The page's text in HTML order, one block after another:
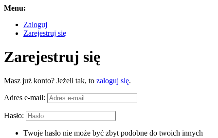
Menu:
Zaloguj
Zarejestruj się
Zarejestruj się
Masz już konto? Jeżeli tak, to zaloguj się.
Adres e-mail:
Hasło:
Twoje hasło nie może być zbyt podobne do twoich innych